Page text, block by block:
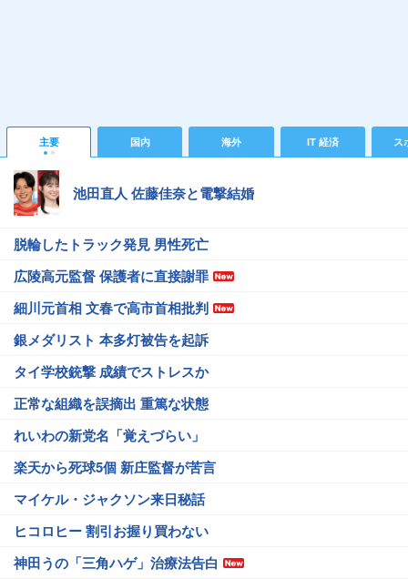
主要 国内 海外 IT 経済 ス
池田直人 佐藤佳奈と電撃結婚
脱輪したトラック発見 男性死亡
広陵高元監督 保護者に直接謝罪
細川元首相 文春で高市首相批判
銀メダリスト 本多灯被告を起訴
タイ学校銃撃 成績でストレスか
正常な組織を誤摘出 重篤な状態
れいわの新党名「覚えづらい」
楽天から死球5個 新庄監督が苦言
マイケル・ジャクソン来日秘話
ヒコロヒー 割引お握り買わない
神田うの「三角ハゲ」治療法告白